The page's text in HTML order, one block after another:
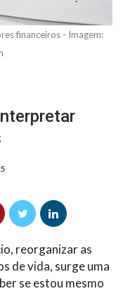
financeiros - Imagem:
reorganizar as
de vida, surge uma
se estou mesmo